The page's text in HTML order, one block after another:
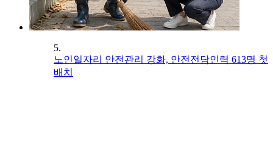
5.
노인일자리 안전관리 강화, 안전전담인력 613명 첫
배치